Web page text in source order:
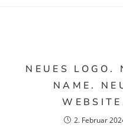
NEUES LOGO.
NAME.
2. Februar